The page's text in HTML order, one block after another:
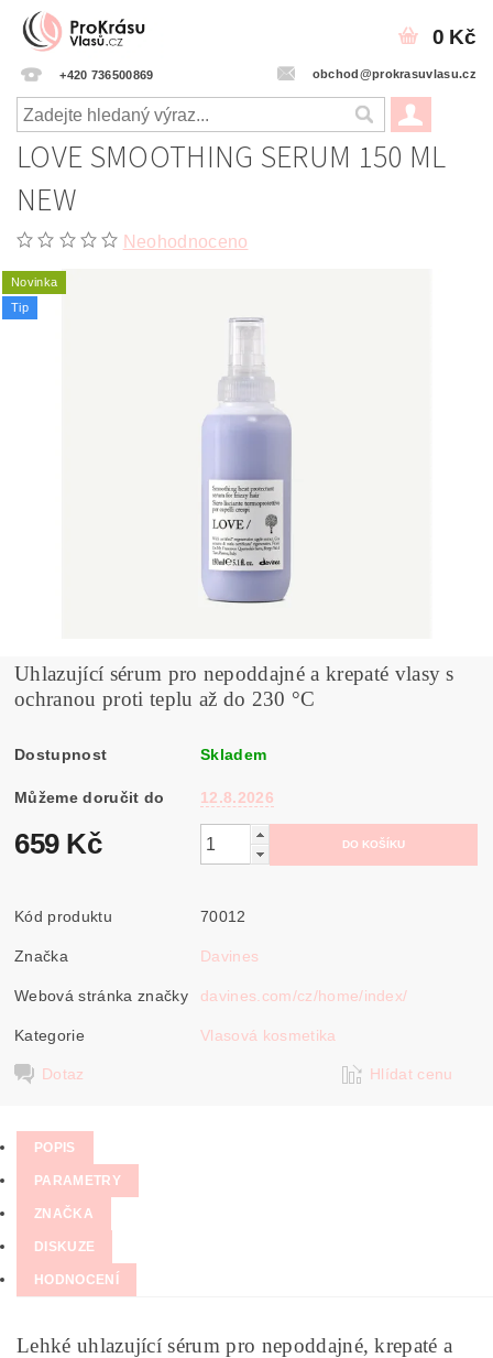
+420 736500869 obchod@prokrasuvlasu.cz
0 Kč
LOVE SMOOTHING SERUM 150 ML
NEW
Neohodnoceno
Novinka
Tip
Uhlazující sérum pro nepoddajné a krepaté vlasy s
ochranou proti teplu až do 230 °C
Dostupnost Skladem
Můžeme doručit do 12.8.2026
659 Kč
Kód produktu 70012
Značka Davines
Webová stránka značky davines.com/cz/home/index/
Kategorie Vlasová kosmetika
Dotaz Hlídat cenu
POPIS
PARAMETRY
ZNAČKA
DISKUZE
HODNOCENÍ
Lehké uhlazující sérum pro nepoddajné, krepaté a